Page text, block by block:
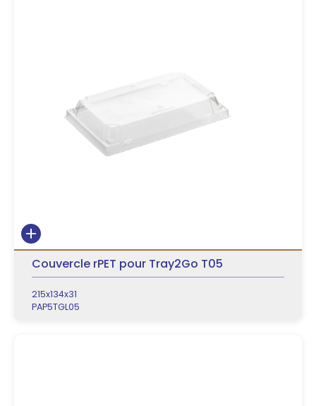
Couvercle rPET pour Tray2Go T05
215x134x31
PAP5TGL05